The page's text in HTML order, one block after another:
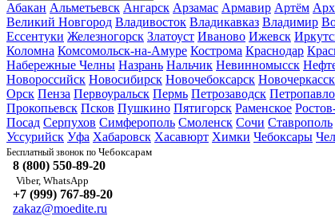
Абакан Альметьевск Ангарск Арзамас Армавир Артём
Великий Новгород Владивосток Владикавказ Владимир
Ессентуки Железногорск Златоуст Иваново Ижевск
Коломна Комсомольск-на-Амуре Кострома Краснодар
Набережные Челны Назрань Нальчик Невинномысск
Новороссийск Новосибирск Новочебоксарск Новочеркасск
Орск Пенза Первоуральск Пермь Петрозаводск
Прокопьевск Псков Пушкино Пятигорск Раменское
Посад Серпухов Симферополь Смоленск Сочи Ставрополь
Уссурийск Уфа Хабаровск Хасавюрт Химки Чебоксары
Бесплатный звонок по Чебоксарам
8 (800) 550-89-20
Viber, WhatsApp
+7 (999) 767-89-20
zakaz@moedite.ru